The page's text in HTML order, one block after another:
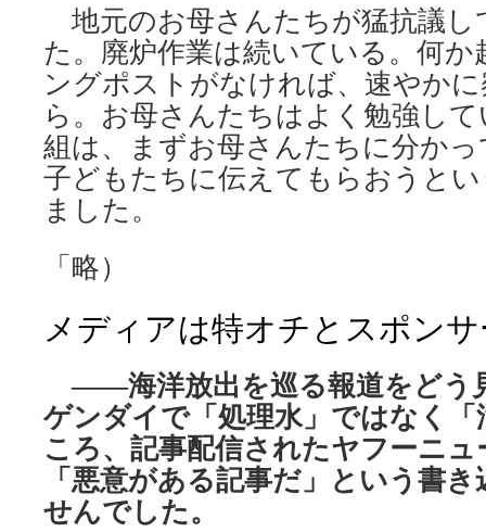
地元のお母さんたちが猛抗議し
た。廃炉作業は続いている。何
ングポストがなければ、速やか
ら。お母さんたちはよく勉強し
組は、まずお母さんたちに分か
子どもたちに伝えてもらおうと
ました。
「略）
メディアは特オチとスポン
――海洋放出を巡る報道をどう
ゲンダイで「処理水」ではなく
ころ、記事配信されたヤフーニ
「悪意がある記事だ」という書
せんでした。